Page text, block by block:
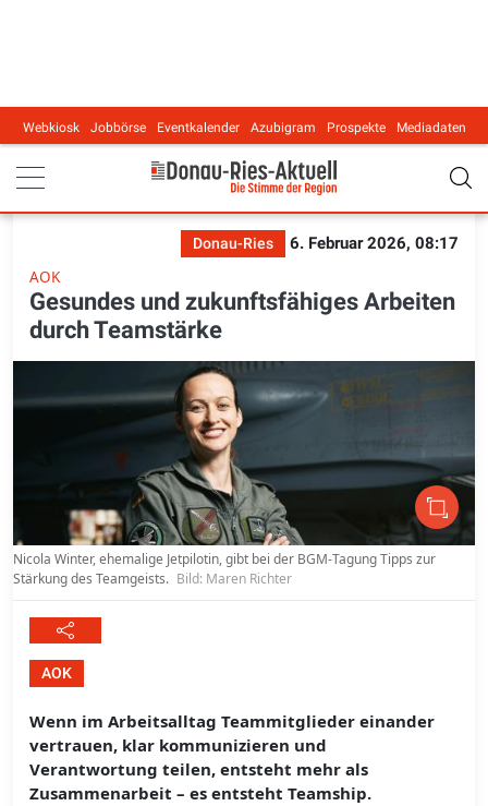
Main navigation
Webkiosk Jobbörse Eventkalender Azubigram Prospekte Mediadaten
Donau-Ries
6. Februar 2026, 08:17
AOK
Gesundes und zukunftsfähiges Arbeiten
durch Teamstärke
Nicola Winter, ehemalige Jetpilotin, gibt bei der BGM-Tagung Tipps zur
Stärkung des Teamgeists. Bild: Maren Richter
AOK
Wenn im Arbeitsalltag Teammitglieder einander
vertrauen, klar kommunizieren und
Verantwortung teilen, entsteht mehr als
Zusammenarbeit – es entsteht Teamship.